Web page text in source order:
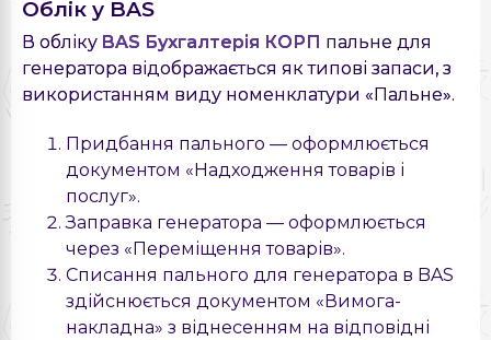
Облік у BAS
В обліку BAS Бухгалтерія КОРП пальне для
генератора відображається як типові запаси, з
використанням виду номенклатури «Пальне».
Придбання пального — оформлюється
документом «Надходження товарів і
послуг».
Заправка генератора — оформлюється
через «Переміщення товарів».
Списання пального для генератора в BAS
здійснюється документом «Вимога-
накладна» з віднесенням на відповідні